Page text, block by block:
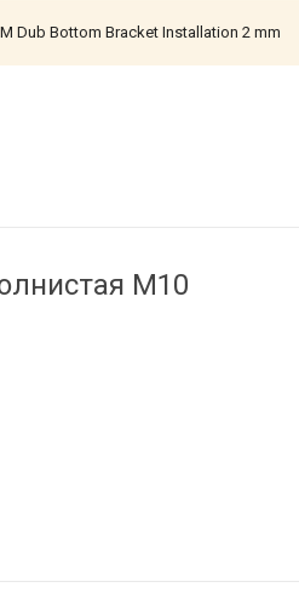
Dub Bottom Bracket Installation 2 mm
M10